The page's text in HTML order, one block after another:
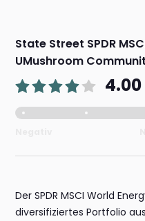
State Street SPDR
UMushroom
4.00
Der SPDR MSCI World
diversifiziertes Portfolio